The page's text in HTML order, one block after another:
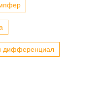
дифференциал